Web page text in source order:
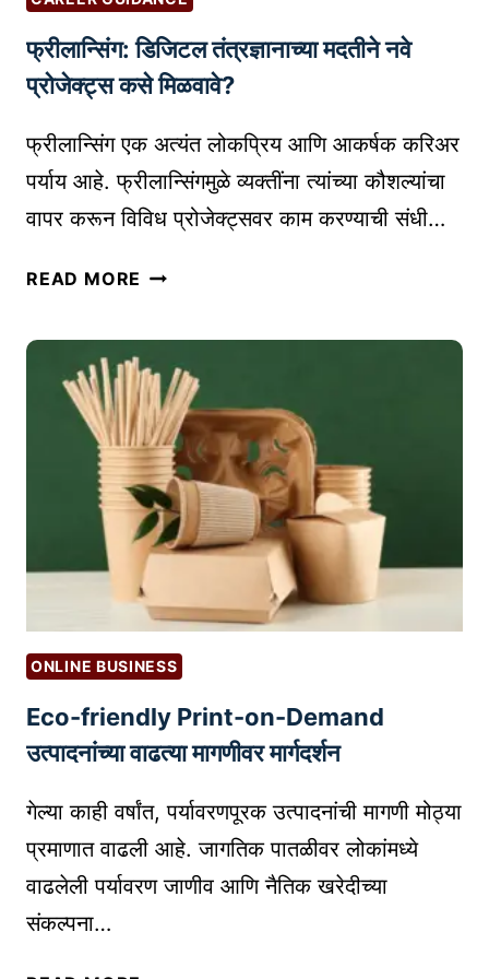
य
क
र्ज
ण्या
सा
ठी
सि
ल
अ
र
चे
ह
त्त्व
|
C
I
B
I
L
C
O
E
A
फ्रीलान्सिंग: डिजिटल तंत्रज्ञानाच्या मदतीने नवे
प्रोजेक्ट्स कसे मिळवावे?
फ्रीलान्सिंग एक अत्यंत लोकप्रिय आणि आकर्षक करिअर
पर्याय आहे. फ्रीलान्सिंगमुळे व्यक्तींना त्यांच्या कौशल्यांचा
वापर करून विविध प्रोजेक्ट्सवर काम करण्याची संधी…
READ MORE फ्री
:
डि
जि
ट
ल
तं
त्र
ज्ञा
ना
च्या
म
द
ती
न
वे
प्रो
जे
ONLINE BUSINESS
Eco-friendly Print-on-Demand
उत्पादनांच्या वाढत्या मागणीवर मार्गदर्शन
गेल्या काही वर्षांत, पर्यावरणपूरक उत्पादनांची मागणी मोठ्या
प्रमाणात वाढली आहे. जागतिक पातळीवर लोकांमध्ये
वाढलेली पर्यावरण जाणीव आणि नैतिक खरेदीच्या
संकल्पना…